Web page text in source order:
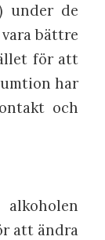
under de
bättre
för att
har
och
att ändra